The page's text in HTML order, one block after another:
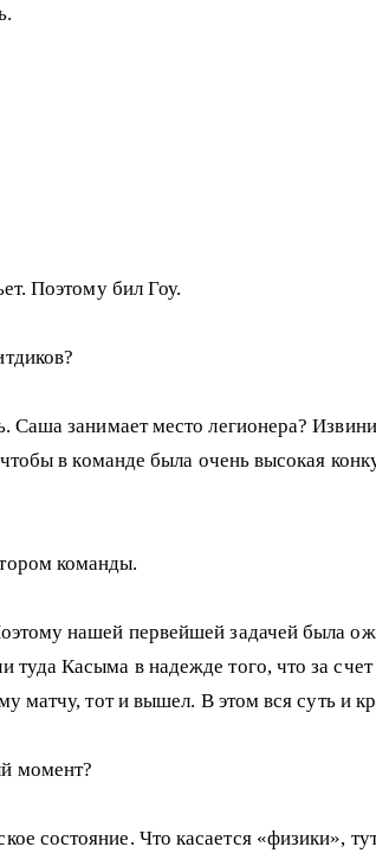
Поэтому бил Гоу.
занимает место легионера?
в команде была очень высокая
команды.
нашей первейшей задачей была
Касыма в надежде того, что за
матчу, тот и вышел. В этом вся суть и
момент?
состояние. Что касается «физики»,